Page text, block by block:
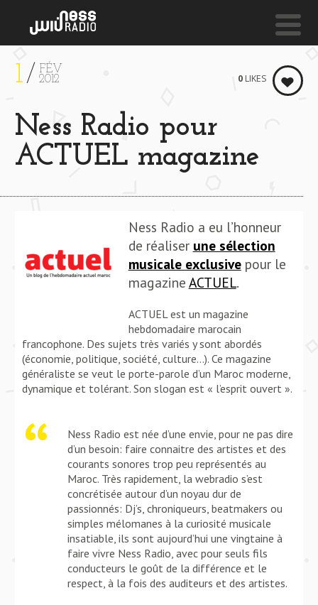
Homeboy Sandman
NESS LIVE !
1
FÉV
2012
Ness Radio pour
ACTUEL magazine
0 LIKES
Ness Radio a eu l’honneur
de réaliser une sélection
musicale exclusivepour le
magazine ACTUEL.
ACTUEL est un magazine
hebdomadaire marocain
francophone. Des sujets très variés y sont abordés
(économie, politique, société, culture…). Ce magazine
généraliste se veut le porte-parole d’un Maroc moderne,
dynamique et tolérant. Son slogan est « l’esprit ouvert ».
Ness Radio est née d’une envie, pour ne pas dire
d’un besoin: faire connaitre des artistes et des
courants sonores trop peu représentés au
Maroc. Très rapidement, la webradio s’est
concrétisée autour d’un noyau dur de
passionnés: Dj’s, chroniqueurs, beatmakers ou
simples mélomanes à la curiosité musicale
insatiable, ils sont aujourd’hui une vingtaine à
faire vivre Ness Radio, avec pour seuls fils
conducteurs le goût de la différence et le
respect, à la fois des auditeurs et des artistes.